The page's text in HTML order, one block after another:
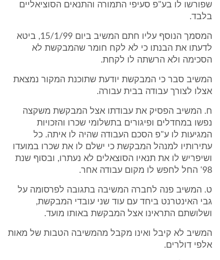
שפורשו לו בע"פ סעיפי התמורה והתנאים הסוציאליים
בלבד.
המסמך הנוסף עליו חתם המשיב ביום 15/1/99, ביטא
לדעתו את הבנתו כי לא לקח חומר שהמבקשת לא
הסכימה ולא הרשתה לו לקחת.
המשיב סבר כי המבקשת יודעת שתוכנת המקור נמצאת
אצלו לצורך עבודה בבית עבורה.
ח. המשיב הפסיק את עבודתו אצל המבקשת משקצה
נפשו במחדלים ופיגורים בתשלומי שכרו והזכויות
המגיעות לו ע"פ הסכם העבודה שהיה לו איתה. כל
עתירותיו למנהל המבקשת כי ישלם לו את שכרו במועדו
ושיפריש לו את תנאיו הסוצאלים לא נעתרו, ובסוף שנת
98' החל לחפש לו מקום עבודה אחר.
ט. המשיב פנה לחברה המשיבה בתגובה לפרסומה על
גבי האינטרנט ביחד עם עוד שני עובדי המבקשת,
ושלושתם התראינו אצל המבקשת באותו מועד.
המשיב לא קיבל ואינו מקבל מהמשיבה הטבות של מאות
אלפי דולרים.